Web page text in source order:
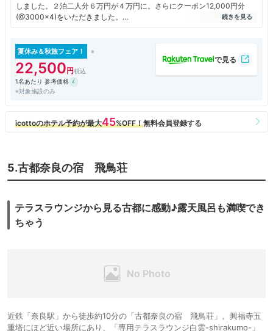
しました。２泊二人分６万円が４万円に。さらにクーポン12,000円分
(@3000×4)をいただきました。
す。スタッフさんたちもにこやかで感じ良かったです。特にフロントの男
性スタッフさんが好印象でした。
宿泊者はラウンジが利用できるので、アルコールを含めたドリンク類やお
つまみ類を自由にいただけます。朝食も見た目に美しい小綺麗な盛り付け
す。
が鎮座している！？ちゃんとした洗い場になっているので、ユニットバス
とは微妙に違う。非常に使いにくく、設計ミスかと思うような変な水回り
した。個人的には、このタイプの部屋のリピはありません。
夏休み＆秋旅フェア！
22,500
1名あたり 参考価格
※対象施設のみ
5.古都奈良の宿 飛鳥荘
テラスラウンジから見る古都に感動♪露天風呂も満喫でき
ちゃう
近鉄「奈良駅」から徒歩約10分の「古都奈良の宿 飛鳥荘」。興福寺五
重塔にほど近い場所にあり、「専用テラスラウンジ白雲-shirakumo-」